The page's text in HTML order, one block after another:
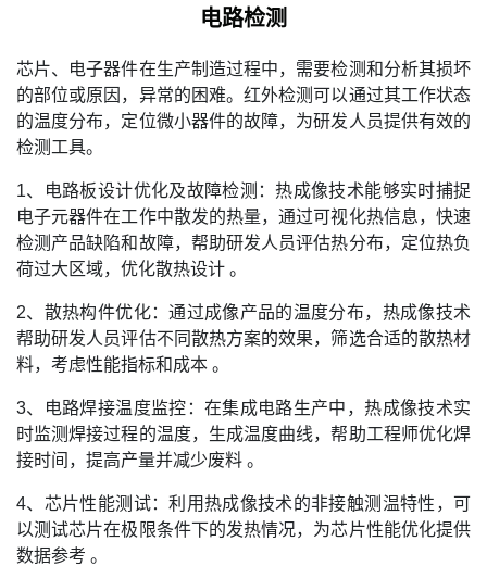
电路检测
芯片、电子器件在生产制造过程中，需要检测和分析其损坏
的部位或原因，异常的困难。红外检测可以通过其工作状态
的温度分布，定位微小器件的故障，为研发人员提供有效的
检测工具。
1、电路板设计优化及故障检测：热成像技术能够实时捕捉
电子元器件在工作中散发的热量，通过可视化热信息，快速
检测产品缺陷和故障，帮助研发人员评估热分布，定位热负
荷过大区域，优化散热设计 。
2、散热构件优化：通过成像产品的温度分布，热成像技术
帮助研发人员评估不同散热方案的效果，筛选合适的散热材
料，考虑性能指标和成本 。
3、电路焊接温度监控：在集成电路生产中，热成像技术实
时监测焊接过程的温度，生成温度曲线，帮助工程师优化焊
接时间，提高产量并减少废料 。
4、芯片性能测试：利用热成像技术的非接触测温特性，可
以测试芯片在极限条件下的发热情况，为芯片性能优化提供
数据参考 。